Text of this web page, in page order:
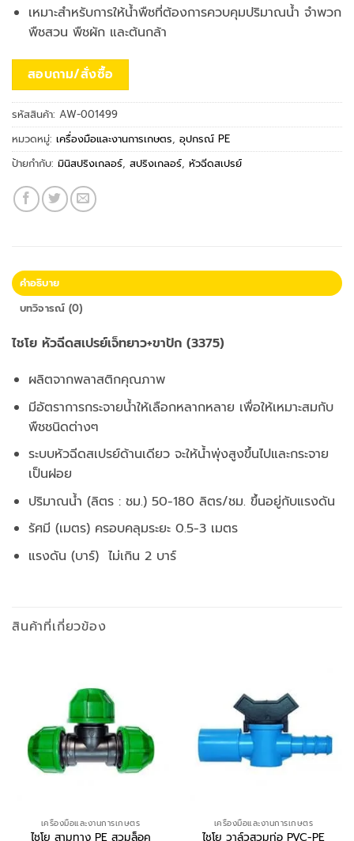
เหมาะสำหรับการให้น้ำพืชที่ต้องการควบคุมปริมาณน้ำ จำพวก
พืชสวน พืชผัก และต้นกล้า
สอบถาม/สั่งซื้อ
รหัสสินค้า: AW-001499
หมวดหมู่: เครื่องมือและงานการเกษตร, อุปกรณ์ PE
ป้ายกำกับ: มินิสปริงเกลอร์, สปริงเกลอร์, หัวฉีดสเปรย์
คำอธิบาย
บทวิจารณ์ (0)
ไชโย หัวฉีดสเปรย์เจ็ทยาว+ขาปัก (3375)
ผลิตจากพลาสติกคุณภาพ
มีอัตราการกระจายน้ำให้เลือกหลากหลาย เพื่อให้เหมาะสมกับ
พืชชนิดต่างๆ
ระบบหัวฉีดสเปรย์ด้านเดียว จะให้น้ำพุ่งสูงขึ้นไปและกระจาย
เป็นฝอย
ปริมาณน้ำ (ลิตร : ชม.) 50-180 ลิตร/ชม. ขึ้นอยู่กับแรงดัน
รัศมี (เมตร) ครอบคลุมระยะ 0.5-3 เมตร
แรงดัน (บาร์) ไม่เกิน 2 บาร์
สินค้าที่เกี่ยวข้อง
เครื่องมือและงานการเกษตร
ไชโย สามทาง PE สวมล็อค
เครื่องมือและงานการเกษตร
ไชโย วาล์วสวมท่อ PVC-PE